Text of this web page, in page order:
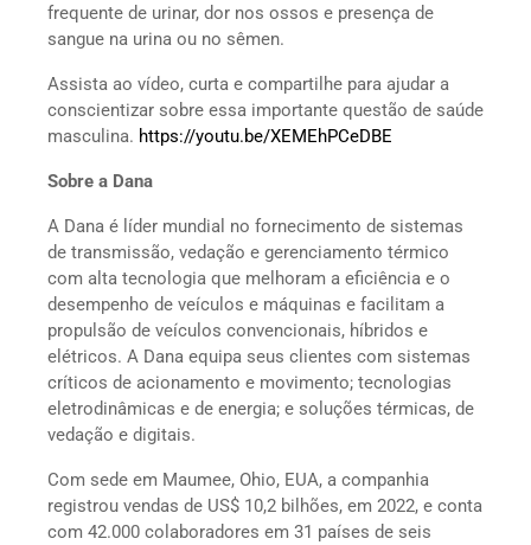
frequente de urinar, dor nos ossos e presença de
sangue na urina ou no sêmen.
Assista ao vídeo, curta e compartilhe para ajudar a
conscientizar sobre essa importante questão de saúde
masculina. https://youtu.be/XEMEhPCeDBE
Sobre a Dana
A Dana é líder mundial no fornecimento de sistemas
de transmissão, vedação e gerenciamento térmico
com alta tecnologia que melhoram a eficiência e o
desempenho de veículos e máquinas e facilitam a
propulsão de veículos convencionais, híbridos e
elétricos. A Dana equipa seus clientes com sistemas
críticos de acionamento e movimento; tecnologias
eletrodinâmicas e de energia; e soluções térmicas, de
vedação e digitais.
Com sede em Maumee, Ohio, EUA, a companhia
registrou vendas de US$ 10,2 bilhões, em 2022, e conta
com 42.000 colaboradores em 31 países de seis